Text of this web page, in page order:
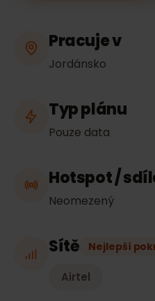
Pracuje v
Jordánsko
Typ plánu
Pouze data
Hotspot /
Neomezený
Sítě Nejlepší
Airtel